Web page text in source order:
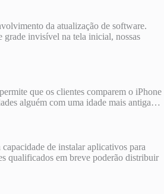
da atualização de software.
grade invisível na tela inicial, nossas
que os clientes comparem o iPhone
alguém com uma idade mais antiga…
de instalar aplicativos para
qualificados em breve poderão distribuir